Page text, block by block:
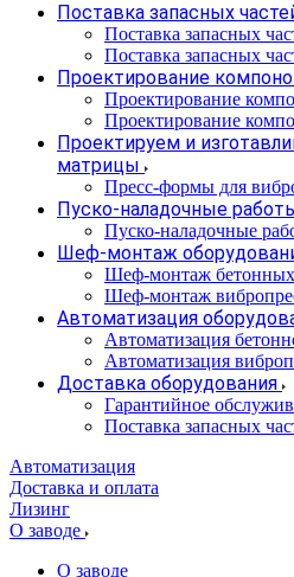
Поставка запасных
Поставка запасных
Поставка запасных
Проектирование
Проектирование
Проектирование
Проектируем и
матрицы
Пресс-формы для
Пуско-наладочные
Пуско-наладочные
Шеф-монтаж
Шеф-монтаж бетонных
Шеф-монтаж
Автоматизация
Автоматизация
Автоматизация
Доставка оборудования
Гарантийное
Поставка запасных
Автоматизация
Доставка и оплата
Лизинг
О заводе
О заводе